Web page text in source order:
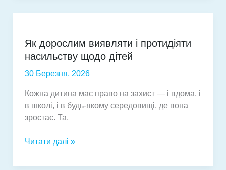
та
куди
убезпечити
дитину
Як дорослим виявляти і протидіяти
насильству щодо дітей
30 Березня, 2026
Кожна дитина має право на захист — і вдома, і
в школі, і в будь-якому середовищі, де вона
зростає. Та,
Як
виявляти
Читати далі »